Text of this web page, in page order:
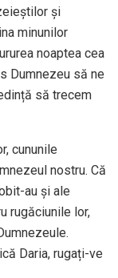
şi
minunilor
noaptea cea
Dumnezeu să ne
să trecem
cununile
nostru. Că
au şi ale
rugăciunile lor,
Daria, rugați-ve